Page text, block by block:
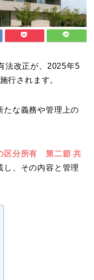
法改正が、2025年5
行されます。
たな義務や管理上の
区分所有 第二節 共
し、その内容と管理